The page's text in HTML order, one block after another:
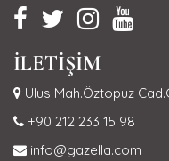
İLETİŞİM
Ulus Mah.Öztopuz
+90 212 233 15 98
info@gazella.com